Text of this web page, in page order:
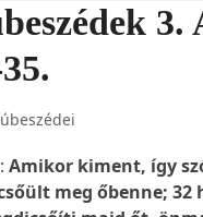
Amikor kiment, így
meg őbenne; 32